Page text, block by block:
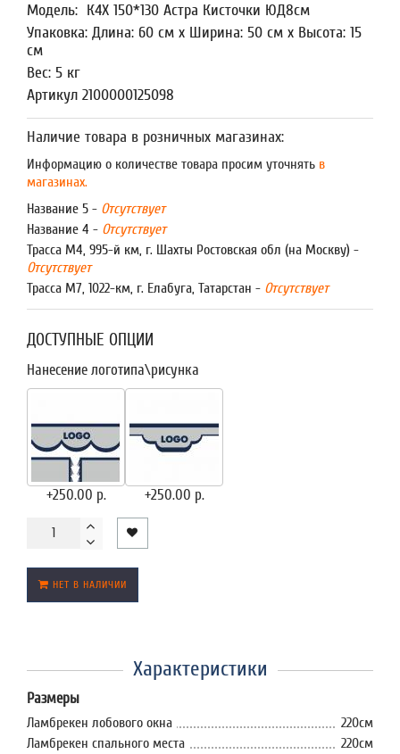
Модель: К4Х 150*130 Астра Кисточки ЮД8см
Упаковка: Длина: 60 см x Ширина: 50 см x Высота: 15
см
Вес: 5 кг
Артикул 2100000125098
Наличие товара в розничных магазинах:
Информацию о количестве товара просим уточнять в
магазинах.
Название 5 - Отсутствует
Название 4 - Отсутствует
Трасса М4, 995-й км, г. Шахты Ростовская обл (на Москву) -
Отсутствует
Трасса М7, 1022-км, г. Елабуга, Татарстан - Отсутствует
ДОСТУПНЫЕ ОПЦИИ
Нанесение логотипа\рисунка
+250.00 р. +250.00 р.
НЕТ В НАЛИЧИИ
Характеристики
Размеры
Ламбрекен лобового окна
220см
Ламбрекен спального места
220см